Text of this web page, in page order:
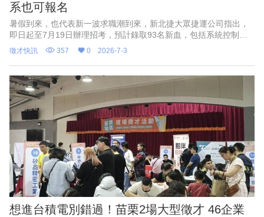
系也可報名
暑假到來，也代表新一波求職潮到來，新北捷大眾捷運公司指出，
即日起至7月19日辦理招考，預計錄取93名新血，包括系統控制專
員、車站維護專員、系統技術專員、司機員及票務、倉儲、資訊、
資產開發、事務員等；伴
徵才快訊 357 0 2026-7-3
想進台積電別錯過！苗栗2場大型徵才 46企業